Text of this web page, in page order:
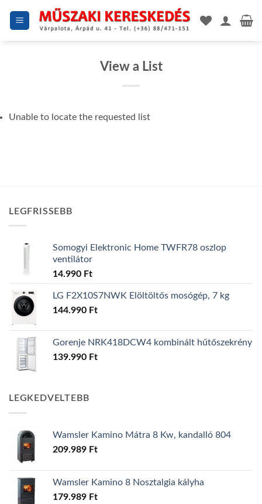
View a List
Unable to locate the requested list
LEGFRISSEBB
Somogyi Elektronic Home TWFR78 oszlop
ventilátor
14.990 Ft
LG F2X10S7NWK Elöltöltős mosógép, 7 kg
144.990 Ft
Gorenje NRK418DCW4 kombinált hűtőszekrény
139.990 Ft
LEGKEDVELTEBB
Wamsler Kamino Mátra 8 Kw, kandalló 804
209.989 Ft
Wamsler Kamino 8 Nosztalgia kályha
179.989 Ft